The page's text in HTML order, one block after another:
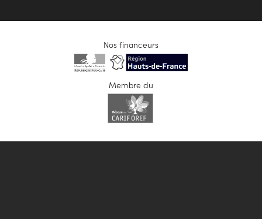
Nos financeurs
Membre du